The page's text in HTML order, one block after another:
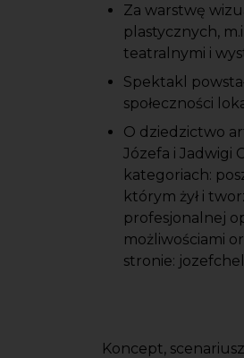
Za warstwę
plastycznych,
teatralnymi i
Spektakl
społeczności
O dziedzictwo
Józefa i Jadwigi
kategoriach:
którym żył i
profesjonalnej
możliwościami
stronie:
Koncept,